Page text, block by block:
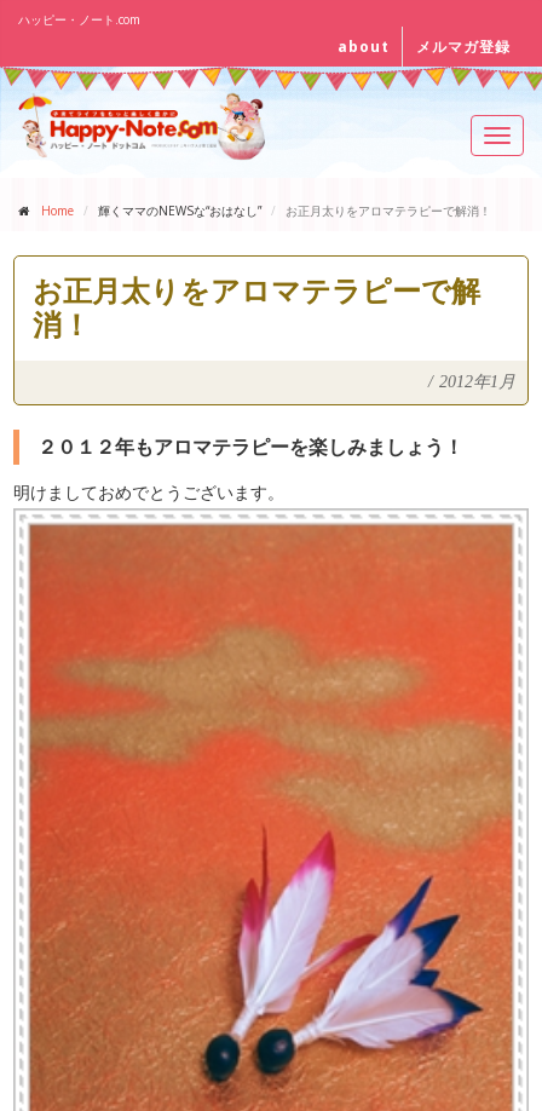
ハッピー・ノート.com
about メルマガ登録
Home 輝くママのNEWSな“おはなし” お正月太りをアロマテラピーで解消！
お正月太りをアロマテラピーで解
消！
/ 2012年1月
２０１２年もアロマテラピーを楽しみましょう！
明けましておめでとうございます。